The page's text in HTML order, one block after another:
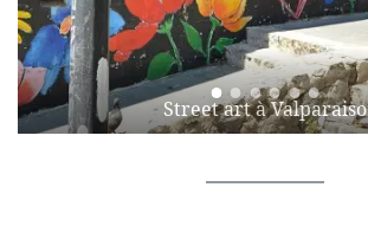
Street art à Valparaiso